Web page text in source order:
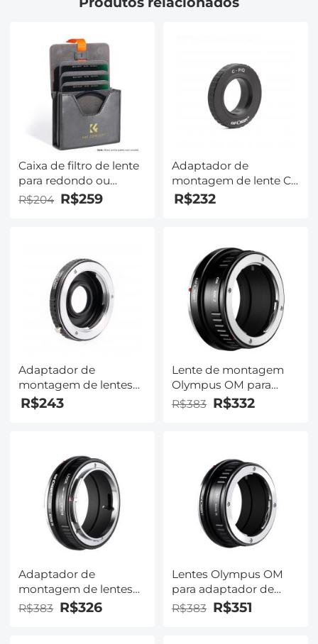
Caixa de filtro de lente
para redondo ou
quadrado ND CPL
100x100mm -
R$204 R$259
Adaptador de
montagem de lente C
para montagem de
lente Pentax Q
R$232
Adaptador de
montagem de lentes
Minolta MD MC para
Nikon F Adaptador de
R$243
Lente de montagem
Olympus OM para
câmera Nikon Z6 Z7
K&F Concept
R$383 R$332
Adaptador de
montagem de lentes
Canon FD para Canon
R$383 R$326
Lentes Olympus OM
para adaptador de
montagem de lente
R$383 R$351